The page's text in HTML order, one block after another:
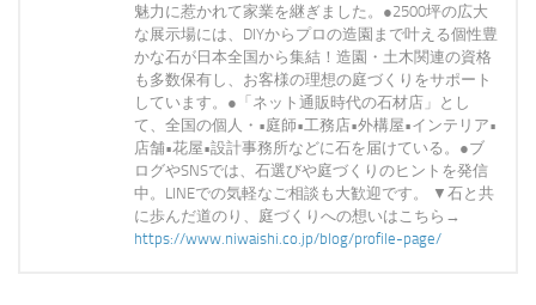
魅力に惹かれて家業を継ぎました。●2500坪の広大
な展示場には、DIYからプロの造園まで叶える個性豊
かな石が日本全国から集結！造園・土木関連の資格
も多数保有し、お客様の理想の庭づくりをサポート
しています。●「ネット通販時代の石材店」とし
て、全国の個人・•庭師•工務店•外構屋•インテリア•
店舗•花屋•設計事務所などに石を届けている。●ブ
ログやSNSでは、石選びや庭づくりのヒントを発信
中。LINEでの気軽なご相談も大歓迎です。 ▼石と共
に歩んだ道のり、庭づくりへの想いはこちら→
https://www.niwaishi.co.jp/blog/profile-page/